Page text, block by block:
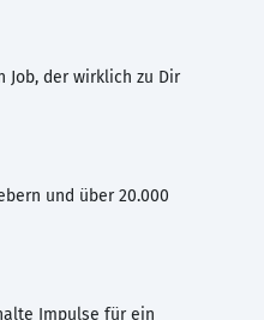
Job, der wirklich zu Dir
und über 20.000
Impulse für ein